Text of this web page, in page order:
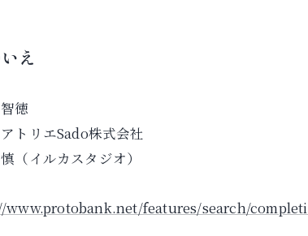
え
徳
トリエSado株式会社
（イルカスタジオ）
www.protobank.net/features/search/